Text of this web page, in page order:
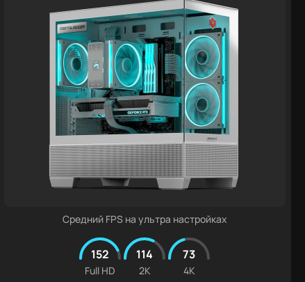
Средний FPS на ультра настройках
152
Full HD
114
2K
73
4K